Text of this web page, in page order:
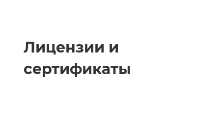
Лицензии и
сертификаты